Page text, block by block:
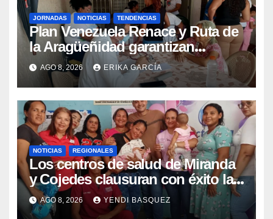
JORNADAS NOTICIAS TENDENCIAS
Plan Venezuela Renace y Ruta de
la Aragüeñidad garantizan
atención médica integral en
Aragua
AGO 8, 2026 ERIKA GARCÍA
NOTICIAS REGIONALES
Los centros de salud de Miranda
y Cojedes clausuran con éxito la
Semana Mundial de la Lactancia
Materna
AGO 8, 2026 YENDI BASQUEZ